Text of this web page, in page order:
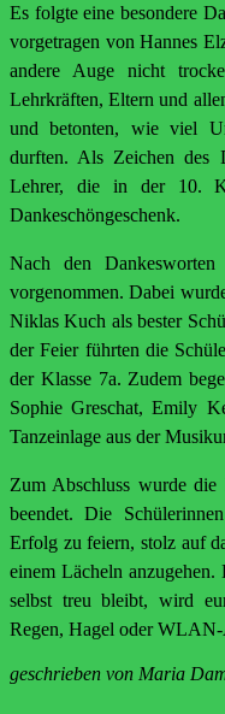
Es folgte eine besondere
vorgetragen von Hannes
andere Auge nicht
Lehrkräften, Eltern und
und betonten, wie viel
durften. Als Zeichen des
Lehrer, die in der 10.
Dankeschöngeschenk.
Nach den
vorgenommen. Dabei
Niklas Kuch als bester
der Feier führten die
der Klasse 7a. Zudem
Sophie Greschat, Emily
Tanzeinlage aus der
Zum Abschluss wurde die
beendet. Die
Erfolg zu feiern, stolz auf
einem Lächeln
selbst treu bleibt, wird
Regen, Hagel oder
geschrieben von Maria